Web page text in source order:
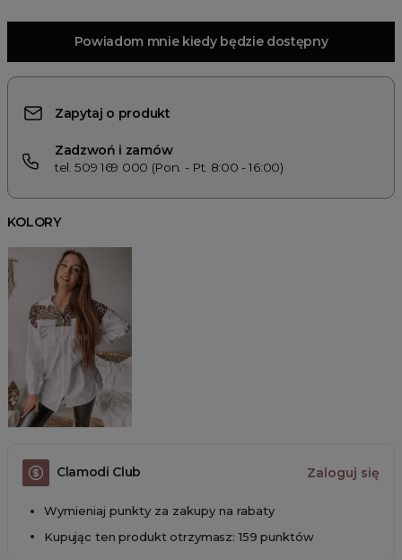
Powiadom mnie kiedy będzie dostępny
Zapytaj o produkt
Zadzwoń i zamów
tel. 509 169 000 (Pon. - Pt. 8:00 - 16:00)
KOLORY
Clamodi Club Zaloguj się
Wymieniaj punkty za zakupy na rabaty
Kupując ten produkt otrzymasz: 159 punktów